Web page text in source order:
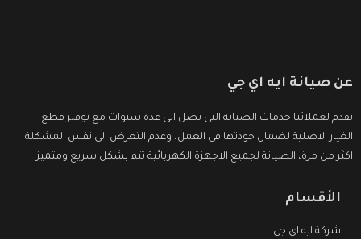
عن صيانة ايه اي جي
نقدم لعملائنا خدمات الصيانة التى تصل الى عدة سنوات مع توفير قطع
الغيار الاصلية لضمان جودتها فى العمل، وعدم التعرض الى نفس المشكلة
اكثر من مرة، الصيانة لجميع الاجهزة الكهربائية تتم بشكل سريع ومتميز.
الأقسام
شركة ايه اي جي